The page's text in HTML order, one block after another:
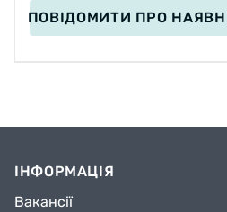
ПОВІДОМИТИ ПРО
ІНФОРМАЦІЯ
Вакансії